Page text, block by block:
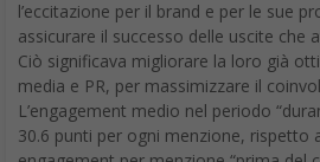
Ciò significava migliorare la loro già
media e PR, per massimizzare il
L’engagement medio nel periodo
30.6 punti per ogni menzione, rispetto
engagement per menzione “prima del
del 27,5%.